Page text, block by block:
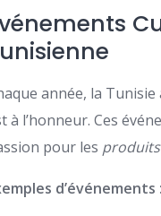
année, la
à l’honneur. Ces
pour les
d’événements